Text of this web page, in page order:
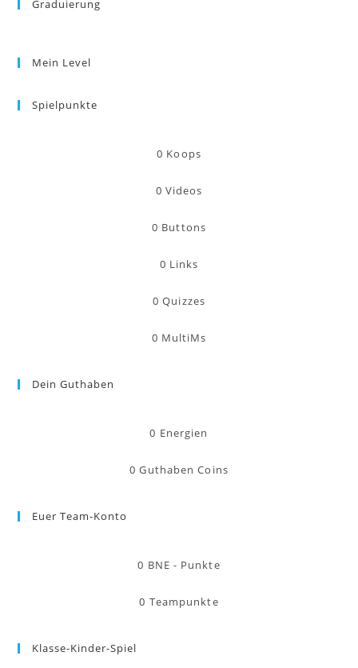
Graduierung
Mein Level
Spielpunkte
0 Koops
0 Videos
0 Buttons
0 Links
0 Quizzes
0 MultiMs
Dein Guthaben
0 Energien
0 Guthaben Coins
Euer Team-Konto
0 BNE - Punkte
0 Teampunkte
Klasse-Kinder-Spiel